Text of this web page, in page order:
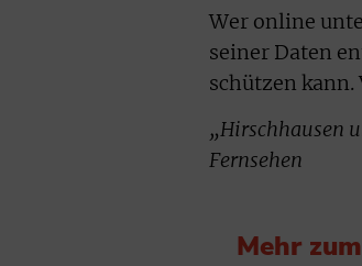
Wer online
seiner Daten
schützen kann.
„Hirschhausen
Fernsehen
Mehr